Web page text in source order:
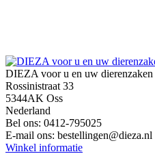
DIEZA voor u en uw dierenzaken
Rossinistraat 33
5344AK Oss
Nederland
Bel ons: 0412-795025
E-mail ons: bestellingen@dieza.nl
Winkel informatie